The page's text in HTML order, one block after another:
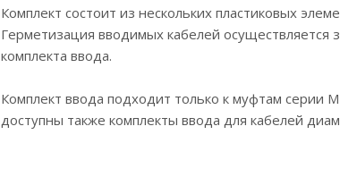
Комплект состоит из нескольких пластиковых
Герметизация вводимых кабелей осуществляется
комплекта ввода.
Комплект ввода подходит только к муфтам
доступны также комплекты ввода для кабелей